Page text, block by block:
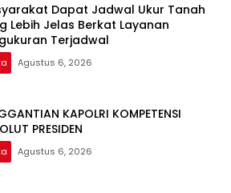
Dapat Jadwal Ukur Tanah
Lebih Jelas Berkat Layanan
Terjadwal
Agustus 6, 2026
KAPOLRI KOMPETENSI
PRESIDEN
Agustus 6, 2026